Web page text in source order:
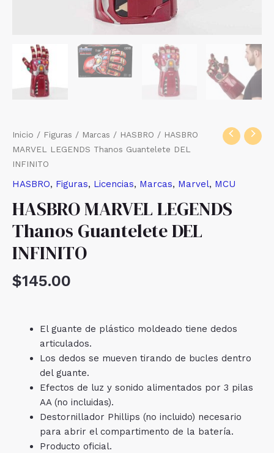
Inicio / Figuras / Marcas / HASBRO / HASBRO
MARVEL LEGENDS Thanos Guantelete DEL
INFINITO
HASBRO, Figuras, Licencias, Marcas, Marvel, MCU
HASBRO MARVEL LEGENDS
Thanos Guantelete DEL
INFINITO
$145.00
El guante de plástico moldeado tiene dedos
articulados.
Los dedos se mueven tirando de bucles dentro
del guante.
Efectos de luz y sonido alimentados por 3 pilas
AA (no incluidas).
Destornillador Phillips (no incluido) necesario
para abrir el compartimento de la batería.
Producto oficial.